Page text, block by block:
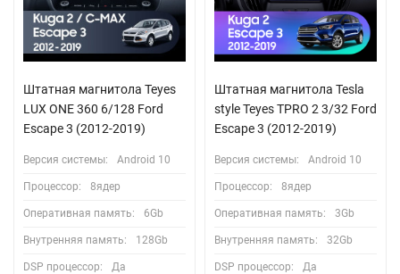
Штатная магнитола Teyes
LUX ONE 360 6/128 Ford
Escape 3 (2012-2019)
Версия системы: Android 10
Процессор: 8ядер
Оперативная память: 6Gb
Внутренняя память: 128Gb
DSP процессор: Да
Штатная магнитола Tesla
style Teyes TPRO 2 3/32 Ford
Escape 3 (2012-2019)
Версия системы: Android 10
Процессор: 8ядер
Оперативная память: 3Gb
Внутренняя память: 32Gb
DSP процессор: Да